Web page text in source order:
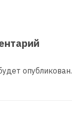
опубликован.